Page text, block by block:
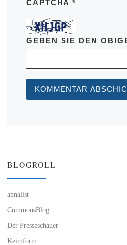
CAPTCHA *
GEBEN SIE DEN
BLOGROLL
annalist
CommonsBlog
Der Presseschauer
Keimform